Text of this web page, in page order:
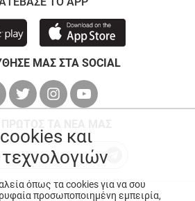
ΜΑΣ ΣΤΑ SOCIAL
και
όπως τα cookies για να σου
προσωποποιημένη εμπειρία,